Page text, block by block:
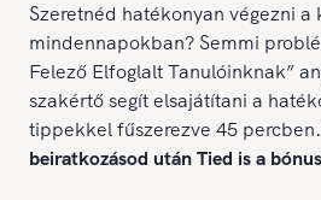
Szeretnéd hatékonyan végezni
mindennapokban? Semmi
Felező Elfoglalt Tanulóinknak”
szakértő segít elsajátítani a
tippekkel fűszerezve 45 percben.
beiratkozásod után Tied is a